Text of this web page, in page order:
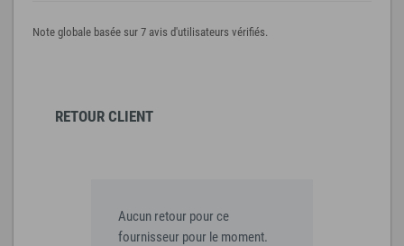
Note globale basée sur 7 avis d'utilisateurs vérifiés.
RETOUR CLIENT
Aucun retour pour ce
fournisseur pour le moment.